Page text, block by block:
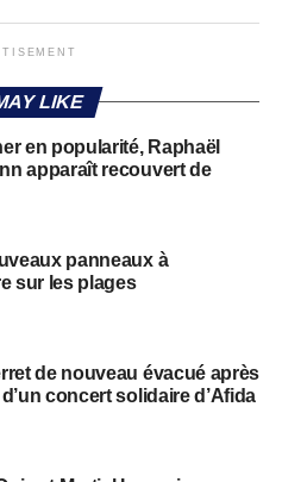
LIKE
en popularité, Raphaël
apparaît recouvert de
panneaux à
sur les plages
de nouveau évacué après
d’un concert solidaire d’Afida